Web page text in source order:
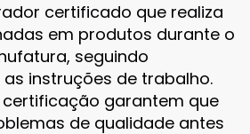
certificado que realiza
em produtos durante o
seguindo
instruções de trabalho.
certificação garantem que
de qualidade antes